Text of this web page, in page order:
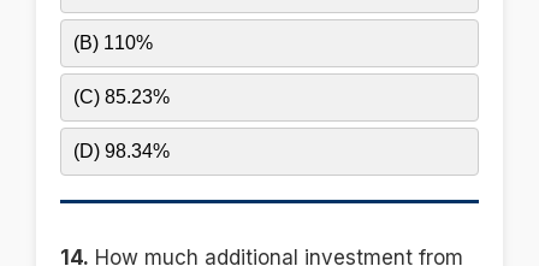
(B) 110%
(C) 85.23%
(D) 98.34%
14. How much additional investment from